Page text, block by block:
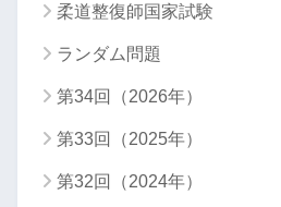
柔道整復師国家試験
ランダム問題
第34回（2026年）
第33回（2025年）
第32回（2024年）